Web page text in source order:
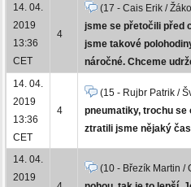
14. 04.
2019
13:36
CET
4
(17 - Cais Erik /
jsme se přetočili před
jsme takové
náročné. Chceme
14. 04.
2019
13:36
CET
4
(15 - Rujbr Patrik /
pneumatiky, trochu se
ztratili jsme nějaký
14. 04.
2019
(10 - Březík Martin /